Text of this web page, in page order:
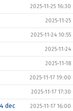
2025-11-25 16:30
2025-11-25
2025-11-24 10:55
2025-11-24
2025-11-18
2025-11-17 19:00
2025-11-17 17:30
dec 2025-11-17 16:00